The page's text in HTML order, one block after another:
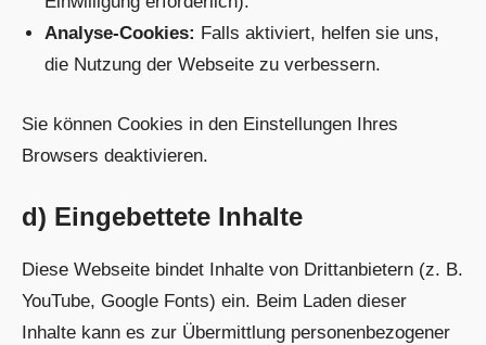
Analyse-Cookies: Falls aktiviert, helfen sie uns,
die Nutzung der Webseite zu verbessern.
Sie können Cookies in den Einstellungen Ihres
Browsers deaktivieren.
d) Eingebettete Inhalte
Diese Webseite bindet Inhalte von Drittanbietern (z. B.
YouTube, Google Fonts) ein. Beim Laden dieser
Inhalte kann es zur Übermittlung personenbezogener